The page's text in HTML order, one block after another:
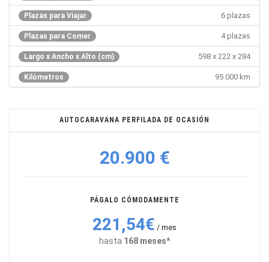
Plazas para Viajar 6 plazas
Plazas para Comer 4 plazas
Largo x Ancho x Alto (cm) 598 x 222 x 284
Kilómetros 95.000 km
AUTOCARAVANA PERFILADA DE OCASIÓN
20.900 €
PÁGALO CÓMODAMENTE
221,54€ / mes
hasta 168 meses*